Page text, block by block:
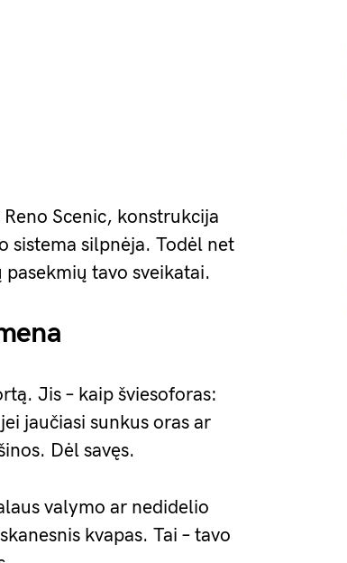
Scenic, konstrukcija
sistema silpnėja. Todėl net
tavo sveikatai.
Jis – kaip šviesoforas:
jaučiasi sunkus oras ar
Dėl savęs.
valymo ar nedidelio
kvapas. Tai – tavo